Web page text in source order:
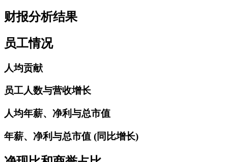
财报分析结果
员工情况
人均贡献
员工人数与营收增长
人均年薪、净利与总市值
年薪、净利与总市值 (同比增长)